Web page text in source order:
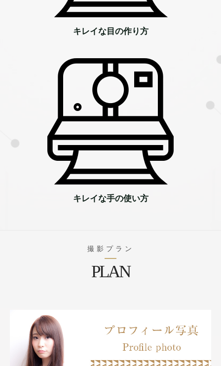
キレイな目の作り方
キレイな手の使い方
撮影プラン
PLAN